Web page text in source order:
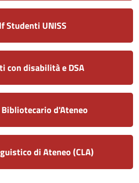
Studenti UNISS
con disabilità e DSA
d'Ateneo
di Ateneo (CLA)